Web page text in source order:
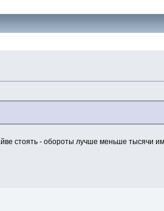
стоять - обороты лучше меньше тысячи